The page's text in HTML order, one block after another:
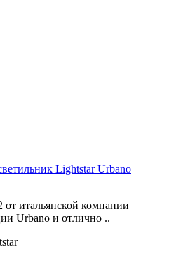
Lightstar Urbano
итальянской компании
Urbano и отлично ..